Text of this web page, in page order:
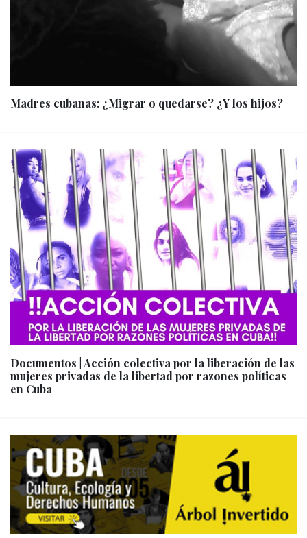
Madres cubanas: ¿Migrar o quedarse? ¿Y los hijos?
Documentos | Acción colectiva por la liberación de las
mujeres privadas de la libertad por razones políticas
en Cuba